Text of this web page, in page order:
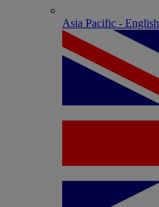
Asia Pacific - English